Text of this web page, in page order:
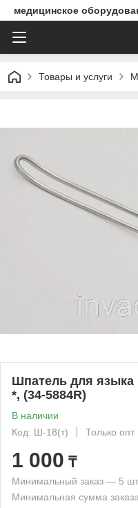
медицинское
Товары и услуги
Шпатель для
*, (34-5884R)
В наличии
Код: Ш-18(т)
Только опт
1 000 ₸
Минимальный заказ — 5 шт.
Минимальная сумма